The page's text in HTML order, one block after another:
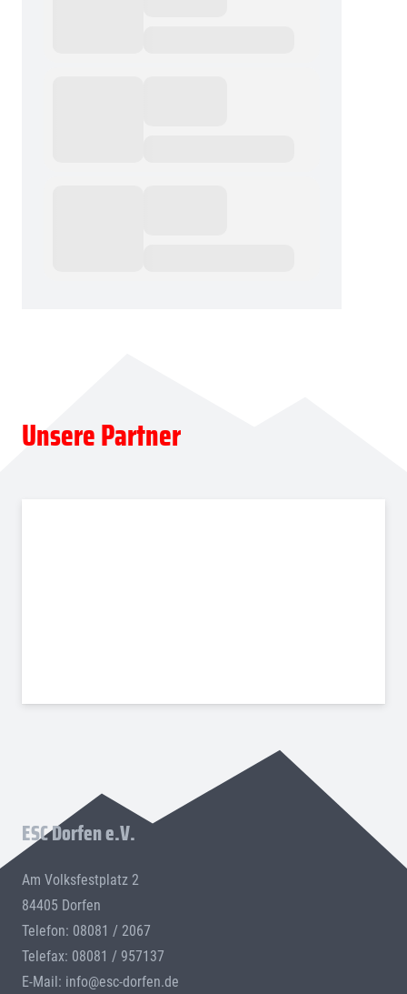
Unsere Partner
ESC Dorfen e.V.
Am Volksfestplatz 2
84405 Dorfen
Telefon: 08081 / 2067
Telefax: 08081 / 957137
E-Mail: info@esc-dorfen.de